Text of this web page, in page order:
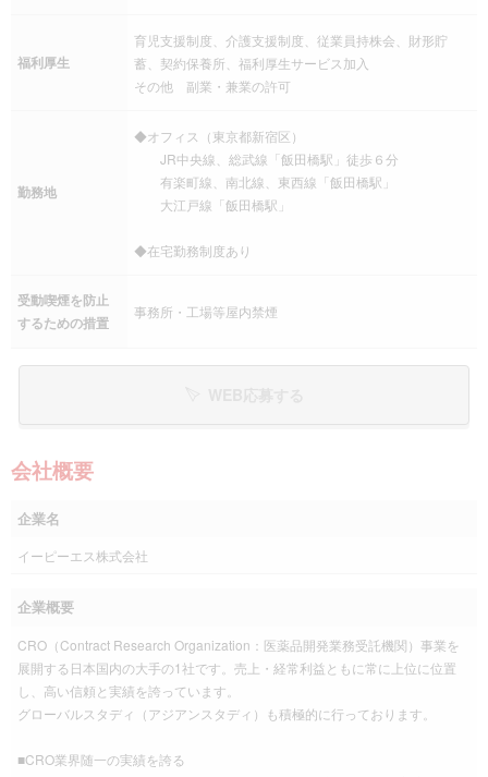
福利厚生
育児支援制度、介護支援制度、従業員持株会、財形貯
蓄、契約保養所、福利厚生サービス加入
その他 副業・兼業の許可
勤務地
◆オフィス（東京都新宿区）
JR中央線、総武線「飯田橋駅」徒歩６分
有楽町線、南北線、東西線「飯田橋駅」
大江戸線「飯田橋駅」
◆在宅勤務制度あり
受動喫煙を防止
するための措置
事務所・工場等屋内禁煙
会社概要
企業名
イーピーエス株式会社
企業概要
CRO（Contract Research Organization：医薬品開発業務受託機関）事業を
展開する日本国内の大手の1社です。売上・経常利益ともに常に上位に位置
し、高い信頼と実績を誇っています。
グローバルスタディ（アジアンスタディ）も積極的に行っております。
■CRO業界随一の実績を誇る